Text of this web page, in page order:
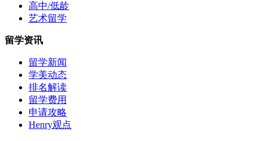
高中/低龄
艺术留学
留学资讯
留学新闻
学美动态
排名解读
留学费用
申请攻略
Henry观点